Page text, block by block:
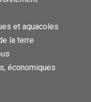
et aquacoles
la terre
économiques